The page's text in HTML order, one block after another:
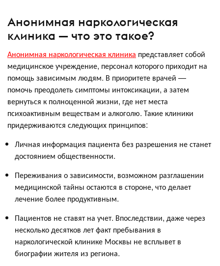
Анонимная наркологическая
клиника — что это такое?
Анонимная наркологическая клиника представляет собой
медицинское учреждение, персонал которого приходит на
помощь зависимым людям. В приоритете врачей —
помочь преодолеть симптомы интоксикации, а затем
вернуться к полноценной жизни, где нет места
психоактивным веществам и алкоголю. Такие клиники
придерживаются следующих принципов:
Личная информация пациента без разрешения не станет
достоянием общественности.
Переживания о зависимости, возможном разглашении
медицинской тайны остаются в стороне, что делает
лечение более продуктивным.
Пациентов не ставят на учет. Впоследствии, даже через
несколько десятков лет факт пребывания в
наркологической клинике Москвы не всплывет в
биографии жителя из региона.